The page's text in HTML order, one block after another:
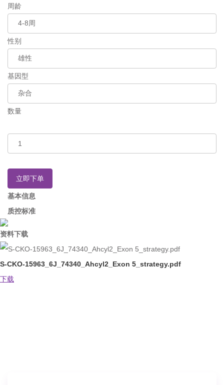
周龄
性别
基因型
数量
立即下单
基本信息
质控标准
资料下载
S-CKO-15963_6J_74340_Ahcyl2_Exon 5_strategy.pdf
下载